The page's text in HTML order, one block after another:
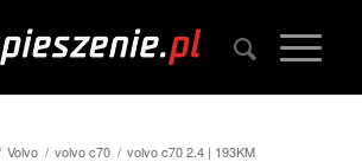
Volvo / volvo c70 / volvo c70 2.4 | 193KM